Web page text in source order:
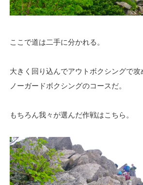
ここで道は二手に分かれる。
大きく回り込んでアウトボクシングで
ノーガードボクシングのコースだ。
もちろん我々が選んだ作戦はこちら。